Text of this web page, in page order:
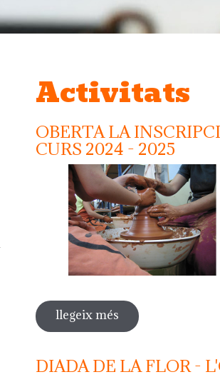
Activitats
OBERTA LA
CURS 2024 - 2025
llegeix més sobre oberta la
DIADA DE LA FLOR -